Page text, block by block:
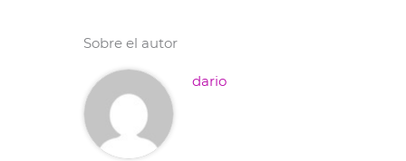
Sobre el autor
dario